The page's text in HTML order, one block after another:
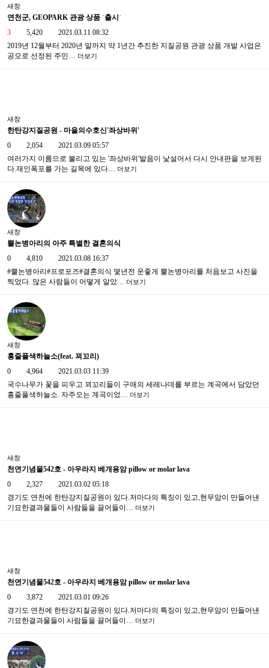
새창
연천군, GEOPARK 관광 상품 ʿ출시ʾ
3
5,420
2021.03.11 08:32
2019년 12월부터 2020년 말까지 약 1년간 추진한 지질공원 관광 상품 개발 사업은
공모로 선정된 주민… 더보기
새창
한탄강지질공원 - 마을의수호신'좌상바위'
0
2,054
2021.03.09 05:57
여러가지 이름으로 불리고 있는 '좌상바위'발음이 낯설어서 다시 안내판을 보게된
다.재인폭포를 가는 길목에 있다… 더보기
새창
뿔논병아리의 아주 특별한 결혼의식
0
4,810
2021.03.08 16:37
#뿔논병아리#프로포즈#결혼의식 몇년전 운좋게 뿔논병아리를 처음보고 사진을
찍었다. 많은 사람들이 어떻게 알았… 더보기
새창
홍줄풀색하늘소(feat. 꾀꼬리)
0
4,964
2021.03.03 11:39
국수나무가 꽃을 피우고 꾀꼬리들이 구애의 세레나데를 부르는 계곡에서 담았던
홍줄풀색하늘소. 자주오는 계곡이었… 더보기
새창
천연기념물542호 - 아우라지 베개용암 pillow or molar lava
0
2,327
2021.03.02 05:18
경기도 연천에 한탄강지질공원이 있다.저마다의 특징이 있고,현무암이 만들어낸
기묘한결과물들이 사람들을 끌어들이… 더보기
새창
천연기념물542호 - 아우라지 베개용암 pillow or molar lava
0
3,872
2021.03.01 09:26
경기도 연천에 한탄강지질공원이 있다.저마다의 특징이 있고,현무암이 만들어낸
기묘한결과물들이 사람들을 끌어들이… 더보기